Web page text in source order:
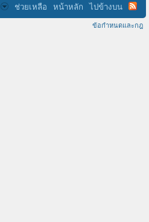
ช่วยเหลือ หน้าหลัก ไปข้างบน
ข้อกำหนดและกฎ